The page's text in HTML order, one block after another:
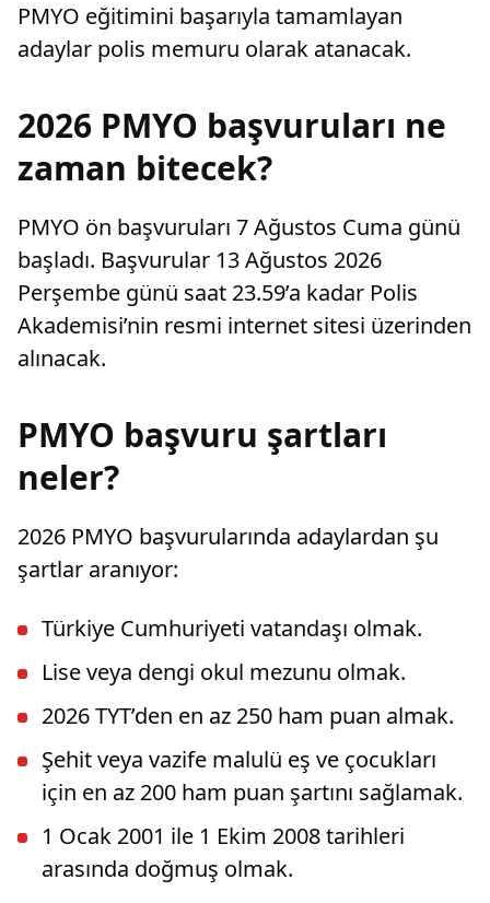
PMYO eğitimini başarıyla tamamlayan
adaylar polis memuru olarak atanacak.
2026 PMYO başvuruları ne
zaman bitecek?
PMYO ön başvuruları 7 Ağustos Cuma günü
başladı. Başvurular 13 Ağustos 2026
Perşembe günü saat 23.59’a kadar Polis
Akademisi’nin resmi internet sitesi üzerinden
alınacak.
PMYO başvuru şartları
neler?
2026 PMYO başvurularında adaylardan şu
şartlar aranıyor:
Türkiye Cumhuriyeti vatandaşı olmak.
Lise veya dengi okul mezunu olmak.
2026 TYT’den en az 250 ham puan almak.
Şehit veya vazife malulü eş ve çocukları
için en az 200 ham puan şartını sağlamak.
1 Ocak 2001 ile 1 Ekim 2008 tarihleri
arasında doğmuş olmak.